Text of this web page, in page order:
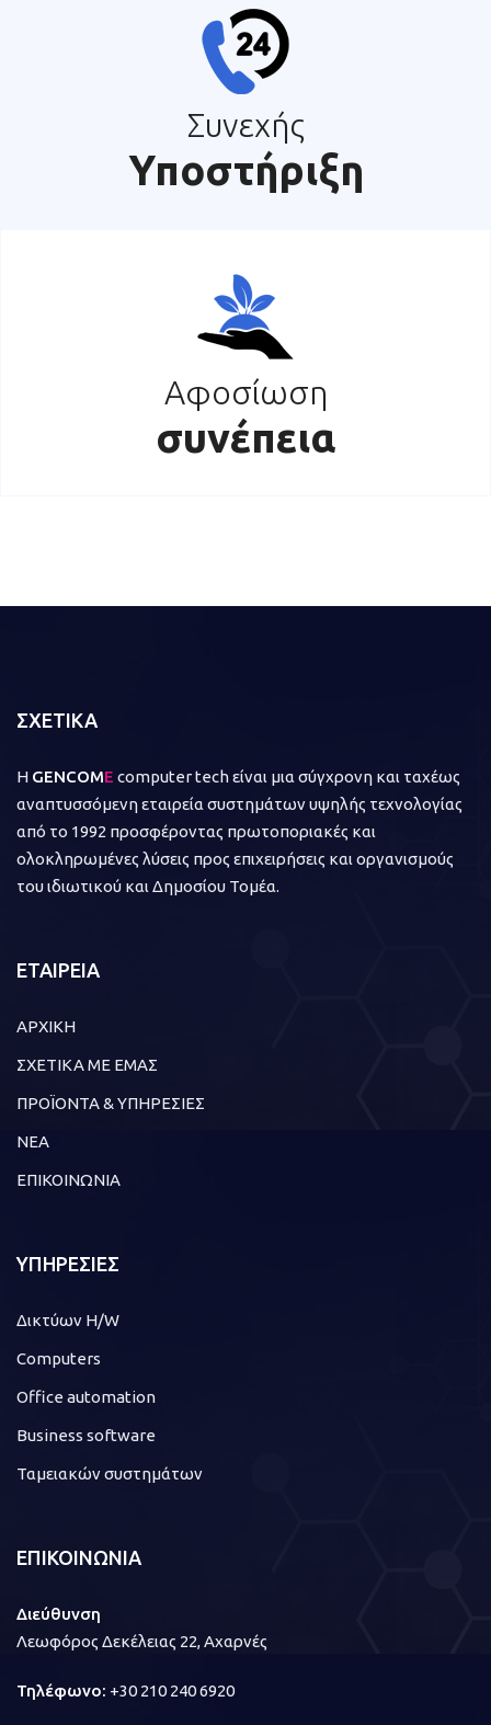
Συνεχής
Υποστήριξη
Αφοσίωση
συνέπεια
ΣΧΕΤΙΚΑ
Η GENCOME computer tech είναι μια σύγχρονη και ταχέως
αναπτυσσόμενη εταιρεία συστημάτων υψηλής τεχνολογίας
από το 1992 προσφέροντας πρωτοποριακές και
ολοκληρωμένες λύσεις προς επιχειρήσεις και οργανισμούς
του ιδιωτικού και Δημοσίου Τομέα.
ΕΤΑΙΡΕΙΑ
ΑΡΧΙΚΗ
ΣΧΕΤΙΚΑ ΜΕ ΕΜΑΣ
ΠΡΟΪΟΝΤΑ & ΥΠΗΡΕΣΙΕΣ
ΝΕΑ
ΕΠΙΚΟΙΝΩΝΙΑ
ΥΠΗΡΕΣΙΕΣ
Δικτύων H/W
Computers
Office automation
Business software
Ταμειακών συστημάτων
ΕΠΙΚΟΙΝΩΝΙΑ
Διεύθυνση
Λεωφόρος Δεκέλειας 22, Αχαρνές
Τηλέφωνο: +30 210 240 6920